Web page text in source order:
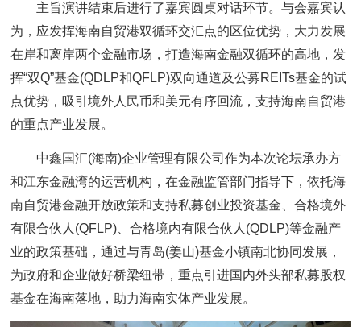
主旨演讲结束后进行了嘉宾圆桌对话环节。与会嘉宾认
为，应发挥海南自贸港双循环交汇点的区位优势，大力发展
在岸和离岸两个金融市场，打造海南金融双循环的高地，发
挥“双Q”基金(QDLP和QFLP)双向通道及公募REITs基金的试
点优势，吸引境外人民币和美元有序回流，支持海南自贸港
的重点产业发展。
中鑫国汇(海南)企业管理有限公司作为本次论坛承办方
和江东金融湾的运营机构，在金融监管部门指导下，依托海
南自贸港金融开放政策和支持私募创业投资基金、合格境外
有限合伙人(QFLP)、合格境内有限合伙人(QDLP)等金融产
业的政策基础，通过与青岛(姜山)基金小镇南北协同发展，
为政府和企业做好桥梁纽带，重点引进国内外头部私募股权
基金在海南落地，助力海南实体产业发展。